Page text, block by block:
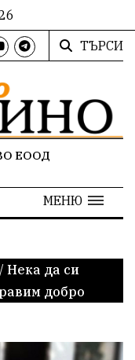
ТЪРСИ
ЕООД
МЕНЮ
/ Нека да си
добро